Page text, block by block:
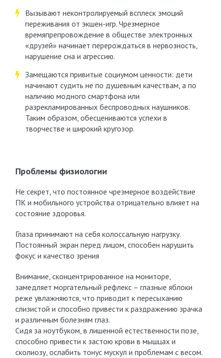
Вызывают неконтролируемый всплеск эмоций
переживания от экшен-игр. Чрезмерное
времяпрепровождение в обществе электронных
«друзей» начинает перерождаться в нервозность,
нарушение сна и агрессию.
Замещаются привитые социумом ценности: дети
начинают судить не по душевным качествам, а по
наличию модного смартфона или
разрекламированных беспроводных наушников.
Таким образом, обесцениваются успехи в
творчестве и широкий кругозор.
Проблемы физиологии
Не секрет, что постоянное чрезмерное воздействие
ПК и мобильного устройства отрицательно влияет на
состояние здоровья.
Глаза принимают на себя колоссальную нагрузку.
Постоянный экран перед лицом, способен нарушить
фокус и качество зрения
Внимание, сконцентрированное на мониторе,
замедляет моргательный рефлекс – глазные яблоки
реже увлажняются, что приводит к пересыханию
слизистой и способно привести к раздражению зрачка
и различным болезням глаз.
Сидя за ноутбуком, в лишенной естественности позе,
способно привести к застою крови в мышцах и
сколиозу, ослабить тонус мускул и проблемам с весом.